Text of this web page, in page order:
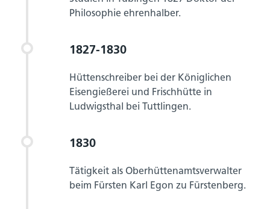
Philosophie ehrenhalber.
1827-1830
Hüttenschreiber bei der Königlichen
Eisengießerei und Frischhütte in
Ludwigsthal bei Tuttlingen.
1830
Tätigkeit als Oberhüttenamtsverwalter
beim Fürsten Karl Egon zu Fürstenberg.